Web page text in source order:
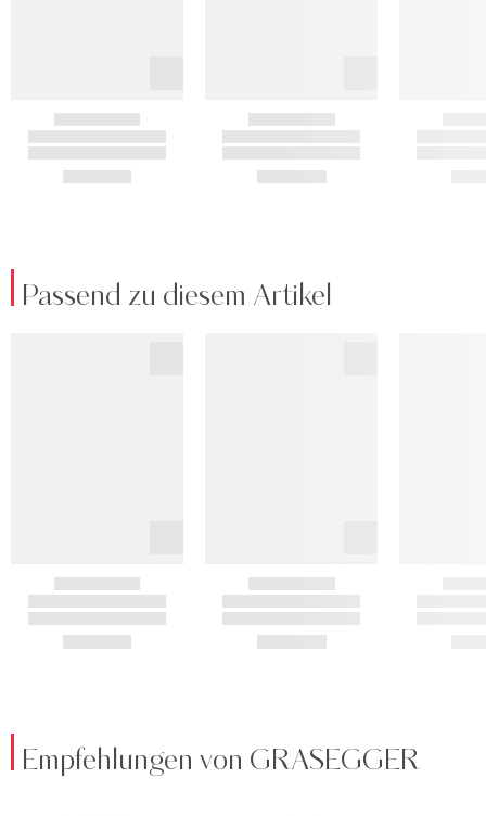
Passend zu diesem Artikel
Empfehlungen von GRASEGGER